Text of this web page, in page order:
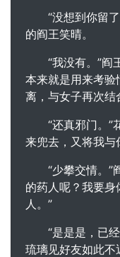
“没想到你留了
的阎王笑晴。
“我没有。”阎王
本来就是用来考验
离，与女子再次结
“还真邪门。”
来兜去，又将我与
“少攀交情。”
的药人呢？我要
人。”
“是是是，已经
琉璃见好友如此不